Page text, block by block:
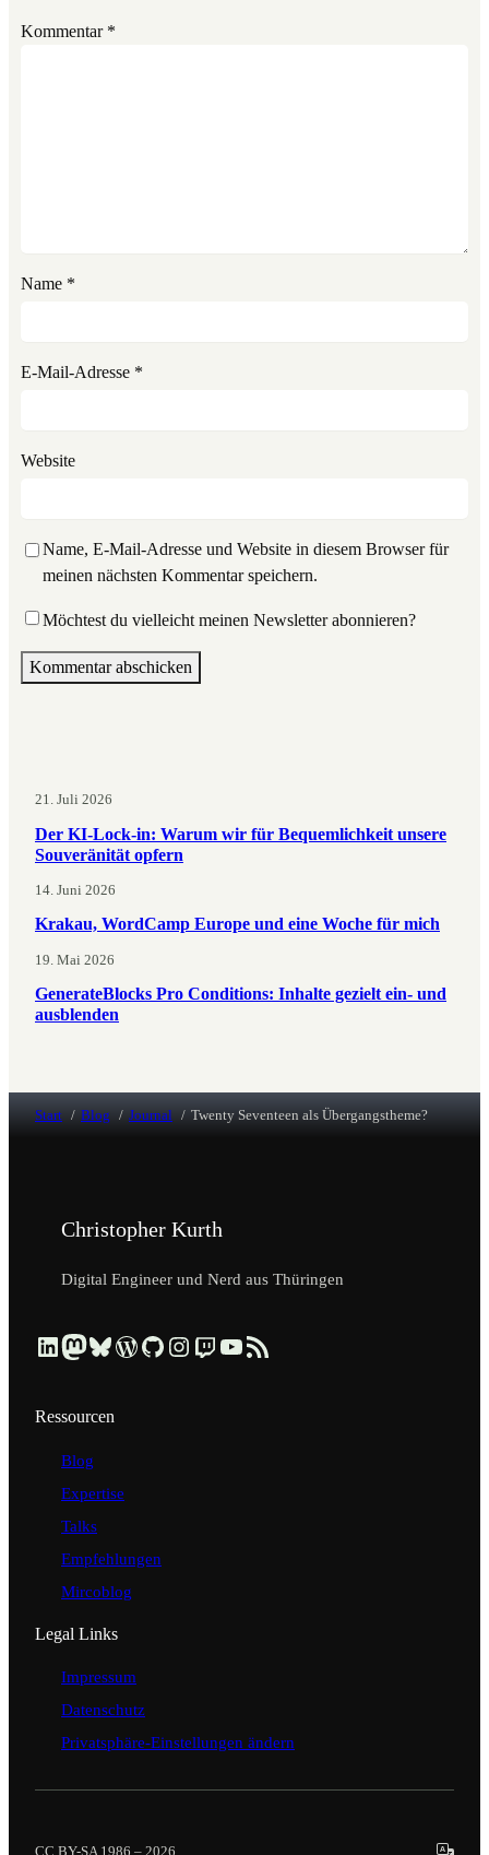
Kommentar *
Name *
E-Mail-Adresse *
Website
Name, E-Mail-Adresse und Website in diesem Browser für
meinen nächsten Kommentar speichern.
Möchtest du vielleicht meinen Newsletter abonnieren?
21. Juli 2026
Der KI-Lock-in: Warum wir für Bequemlichkeit unsere
Souveränität opfern
14. Juni 2026
Krakau, WordCamp Europe und eine Woche für mich
19. Mai 2026
GenerateBlocks Pro Conditions: Inhalte gezielt ein- und
ausblenden
Start Blog Journal Twenty Seventeen als Übergangstheme?
Christopher Kurth
Digital Engineer und Nerd aus Thüringen
Beruflich über LinkedIn vernetzen Dezentral über Mastodon folgen Kurzmeldungen über Bluesky lesen Profil & Contributions auf WordPress.org ansehen Code & Repositories über GitHub erkunden Visuelle Einblicke über Instagram ansehen Streams & Tech-Talks über Twitch schauen Videos & Tutorials über YouTube ansehen Blog-Updates über RSS-Feed abonnieren
Ressourcen
Blog
Expertise
Talks
Empfehlungen
Mircoblog
Legal Links
Impressum
Datenschutz
Privatsphäre-Einstellungen ändern
CC BY-SA 1986 – 2026